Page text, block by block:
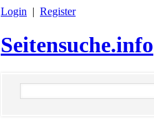
Login | Register
Seitensuche.info